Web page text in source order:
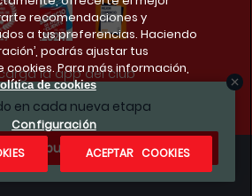
en cada nueva etapa
¿Te apuntas?
la app del club
recomendaciones y
a tus preferencias. Haciendo
podrás ajustar tus
Para más información,
de cookies
Configuración
ACEPTAR COOKIES